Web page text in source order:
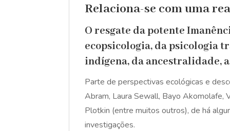
Relaciona-se com uma
O resgate da potente
ecopsicologia, da psicologia
indígena, da ancestralidade,
Parte de perspectivas ecológicas e
Abram, Laura Sewall, Bayo Akomolafe,
Plotkin (entre muitos outros), de há
investigações.